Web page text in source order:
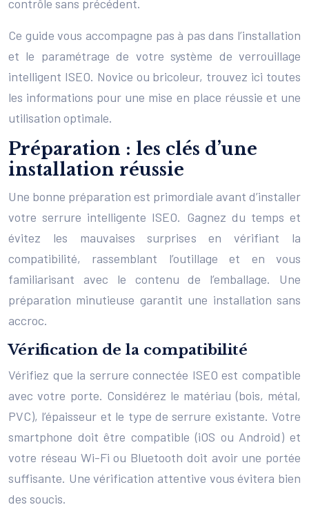
contrôle sans précédent.
Ce guide vous accompagne pas à pas dans l’installation
et le paramétrage de votre système de verrouillage
intelligent ISEO. Novice ou bricoleur, trouvez ici toutes
les informations pour une mise en place réussie et une
utilisation optimale.
Préparation : les clés d’une
installation réussie
Une bonne préparation est primordiale avant d’installer
votre serrure intelligente ISEO. Gagnez du temps et
évitez les mauvaises surprises en vérifiant la
compatibilité, rassemblant l’outillage et en vous
familiarisant avec le contenu de l’emballage. Une
préparation minutieuse garantit une installation sans
accroc.
Vérification de la compatibilité
Vérifiez que la serrure connectée ISEO est compatible
avec votre porte. Considérez le matériau (bois, métal,
PVC), l’épaisseur et le type de serrure existante. Votre
smartphone doit être compatible (iOS ou Android) et
votre réseau Wi-Fi ou Bluetooth doit avoir une portée
suffisante. Une vérification attentive vous évitera bien
des soucis.